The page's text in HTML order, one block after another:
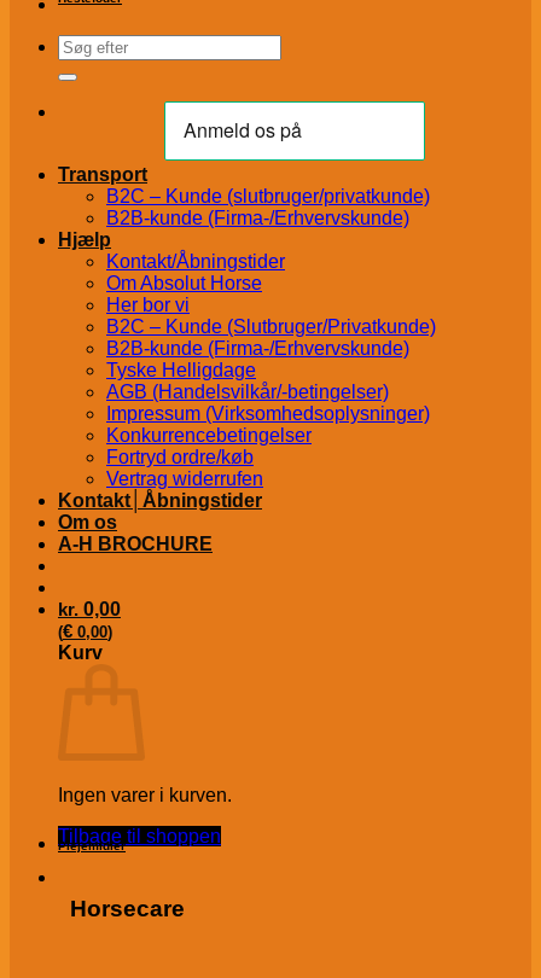
Søg
efter:
Transport
B2C – Kunde (slutbruger/privatkunde)
B2B-kunde (Firma-/Erhvervskunde)
Hjælp
Kontakt/Åbningstider
Om Absolut Horse
Her bor vi
B2C – Kunde (Slutbruger/Privatkunde)
B2B-kunde (Firma-/Erhvervskunde)
Tyske Helligdage
AGB (Handelsvilkår/-betingelser)
Impressum (Virksomhedsoplysninger)
Konkurrencebetingelser
Fortryd ordre/køb
Vertrag widerrufen
Kontakt│Åbningstider
Om os
A-H BROCHURE
kr. 0,00
(€ 0,00)
Kurv
Ingen varer i kurven.
Tilbage til shoppen
Plejemidler
Horsecare